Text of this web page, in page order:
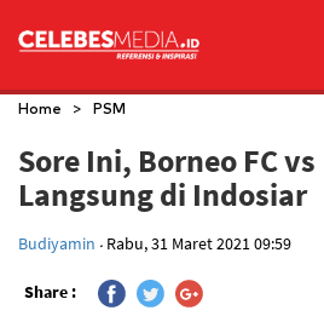
Home > PSM
Sore Ini, Borneo FC
Langsung di Indosiar
Budiyamin . Rabu, 31 Maret 2021 09:59
Share :